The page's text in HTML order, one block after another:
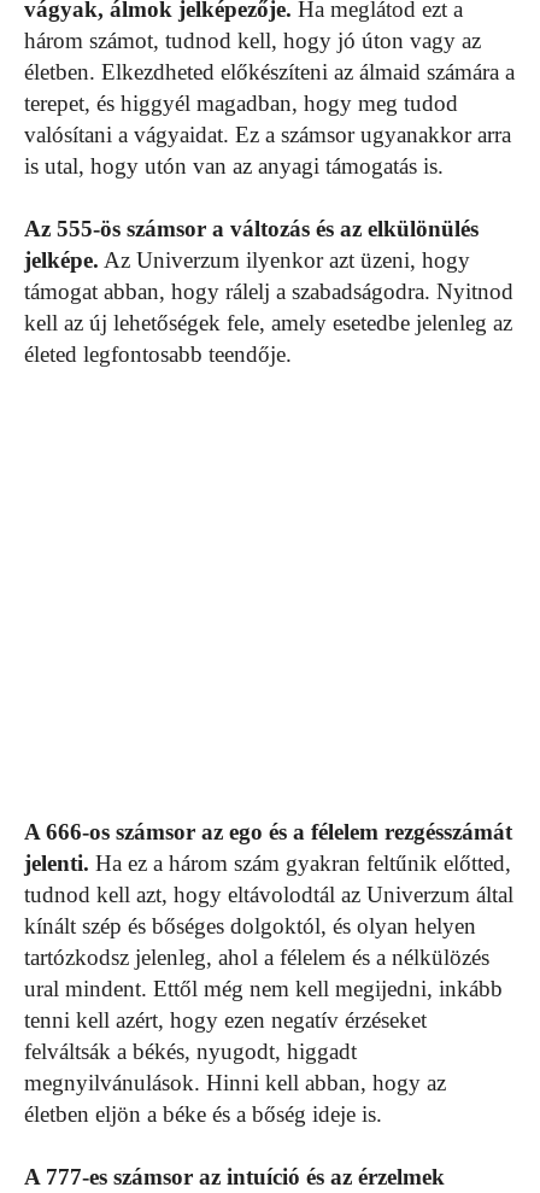
vágyak, álmok jelképezője. Ha meglátod ezt a
három számot, tudnod kell, hogy jó úton vagy az
életben. Elkezdheted előkészíteni az álmaid számára a
terepet, és higgyél magadban, hogy meg tudod
valósítani a vágyaidat. Ez a számsor ugyanakkor arra
is utal, hogy utón van az anyagi támogatás is.
Az 555-ös számsor a változás és az elkülönülés
jelképe. Az Univerzum ilyenkor azt üzeni, hogy
támogat abban, hogy rálelj a szabadságodra. Nyitnod
kell az új lehetőségek fele, amely esetedbe jelenleg az
életed legfontosabb teendője.
A 666-os számsor az ego és a félelem rezgésszámát
jelenti. Ha ez a három szám gyakran feltűnik előtted,
tudnod kell azt, hogy eltávolodtál az Univerzum által
kínált szép és bőséges dolgoktól, és olyan helyen
tartózkodsz jelenleg, ahol a félelem és a nélkülözés
ural mindent. Ettől még nem kell megijedni, inkább
tenni kell azért, hogy ezen negatív érzéseket
felváltsák a békés, nyugodt, higgadt
megnyilvánulások. Hinni kell abban, hogy az
életben eljön a béke és a bőség ideje is.
A 777-es számsor az intuíció és az érzelmek